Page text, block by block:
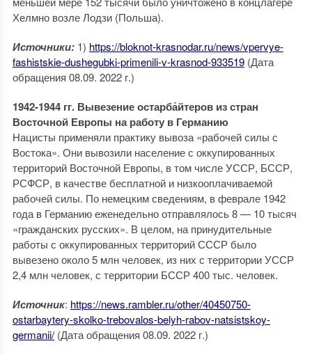
Хелмно возле Лодзи (Польша).
Источники:1) https://bloknot-krasnodar.ru/news/vpervye-
fashistskie-dushegubki-primenili-v-krasnod-933519(Дата
обращения 08.09. 2022 г.)
1942-1944 гг. Вывезение остарба́йтеров из стран
Восточной Европы на работу в Германию
Нацисты применяли практику вывоза «рабочей силы с
Востока». Они вывозили население с оккупированных
территорий Восточной Европы, в том числе УССР, БССР,
РСФСР, в качестве бесплатной и низкооплачиваемой
рабочей силы. По немецким сведениям, в феврале 1942
года в Германию еженедельно отправлялось 8 — 10 тысяч
«гражданских русских». В целом, на принудительные
работы с оккупированных территорий СССР было
вывезено около 5 млн человек, из них с территории УССР
2,4 млн человек, с территории БССР 400 тыс. человек.
Источник: https://news.rambler.ru/other/40450750-
ostarbaytery-skolko-trebovalos-belyh-rabov-natsistskoy-
germanii/(Дата обращения 08.09. 2022 г.)